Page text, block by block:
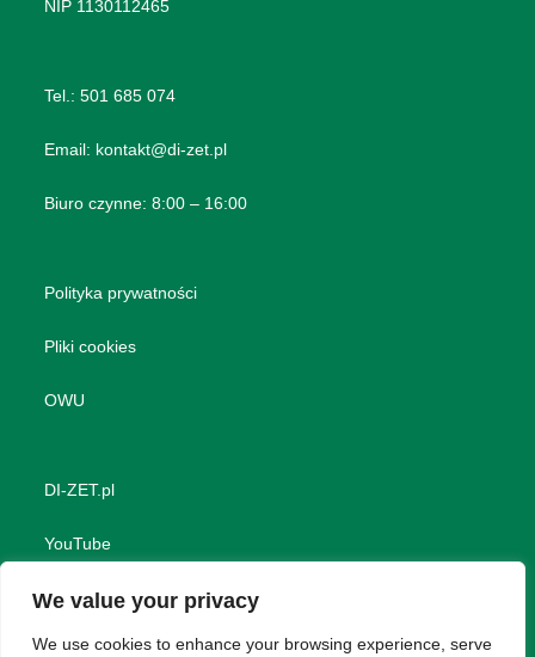
We value your privacy
We use cookies to enhance your browsing experience, serve
NIP 1130112465
Tel.:501 685 074
Email: kontakt@di-zet.pl
Biuro czynne: 8:00 – 16:00
Polityka prywatności
Pliki cookies
OWU
DI-ZET.pl
YouTube
Linkedin
Facebook